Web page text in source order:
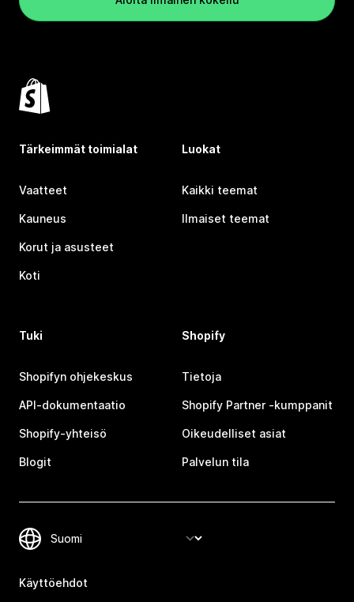
Tärkeimmät toimialat
Vaatteet
Kauneus
Korut ja asusteet
Koti
Luokat
Kaikki teemat
Ilmaiset teemat
Tuki
Shopifyn ohjekeskus
API-dokumentaatio
Shopify-yhteisö
Blogit
Shopify
Tietoja
Shopify Partner ‑kumppanit
Oikeudelliset asiat
Palvelun tila
Käyttöehdot